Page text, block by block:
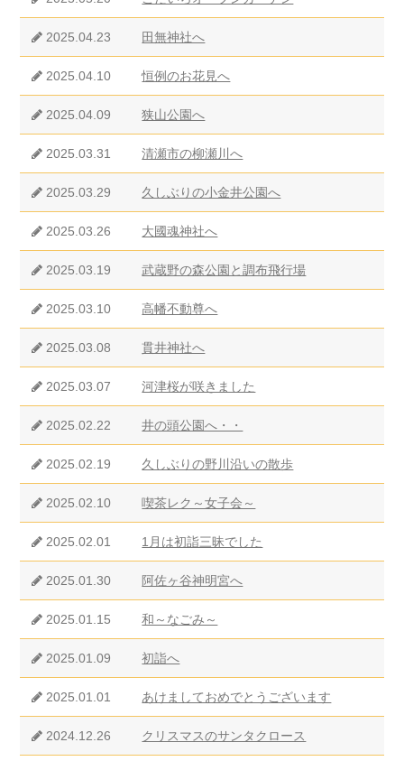
2025.04.23 田無神社へ
2025.04.10 恒例のお花見へ
2025.04.09 狭山公園へ
2025.03.31 清瀬市の柳瀬川へ
2025.03.29 久しぶりの小金井公園へ
2025.03.26 大國魂神社へ
2025.03.19 武蔵野の森公園と調布飛行場
2025.03.10 高幡不動尊へ
2025.03.08 貫井神社へ
2025.03.07 河津桜が咲きました
2025.02.22 井の頭公園へ・・
2025.02.19 久しぶりの野川沿いの散歩
2025.02.10 喫茶レク～女子会～
2025.02.01 1月は初詣三昧でした
2025.01.30 阿佐ヶ谷神明宮へ
2025.01.15 和～なごみ～
2025.01.09 初詣へ
2025.01.01 あけましておめでとうございます
2024.12.26 クリスマスのサンタクロース